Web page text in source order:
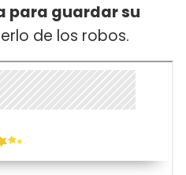
para guardar su
de los robos.